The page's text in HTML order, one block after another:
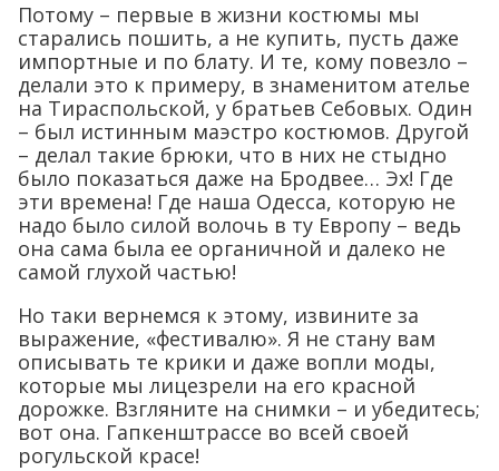
Потому – первые в жизни костюмы мы
старались пошить, а не купить, пусть даже
импортные и по блату. И те, кому повезло –
делали это к примеру, в знаменитом ателье
на Тираспольской, у братьев Себовых. Один
– был истинным маэстро костюмов. Другой
– делал такие брюки, что в них не стыдно
было показаться даже на Бродвее… Эх! Где
эти времена! Где наша Одесса, которую не
надо было силой волочь в ту Европу – ведь
она сама была ее органичной и далеко не
самой глухой частью!
Но таки вернемся к этому, извините за
выражение, «фестивалю». Я не стану вам
описывать те крики и даже вопли моды,
которые мы лицезрели на его красной
дорожке. Взгляните на снимки – и убедитесь;
вот она. Гапкенштрассе во всей своей
рогульской красе!